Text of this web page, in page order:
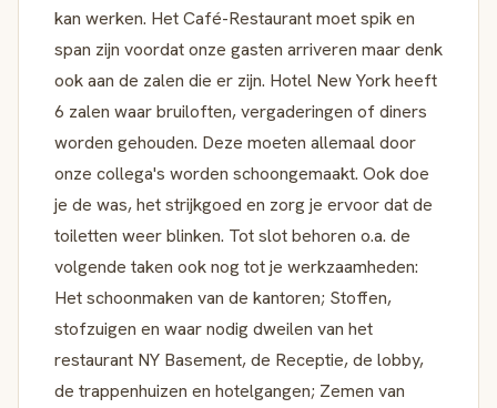
kan werken. Het Café-Restaurant moet spik en
span zijn voordat onze gasten arriveren maar denk
ook aan de zalen die er zijn. Hotel New York heeft
6 zalen waar bruiloften, vergaderingen of diners
worden gehouden. Deze moeten allemaal door
onze collega's worden schoongemaakt. Ook doe
je de was, het strijkgoed en zorg je ervoor dat de
toiletten weer blinken. Tot slot behoren o.a. de
volgende taken ook nog tot je werkzaamheden:
Het schoonmaken van de kantoren; Stoffen,
stofzuigen en waar nodig dweilen van het
restaurant NY Basement, de Receptie, de lobby,
de trappenhuizen en hotelgangen; Zemen van